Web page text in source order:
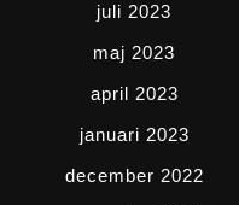
juli 2023
maj 2023
april 2023
januari 2023
december 2022